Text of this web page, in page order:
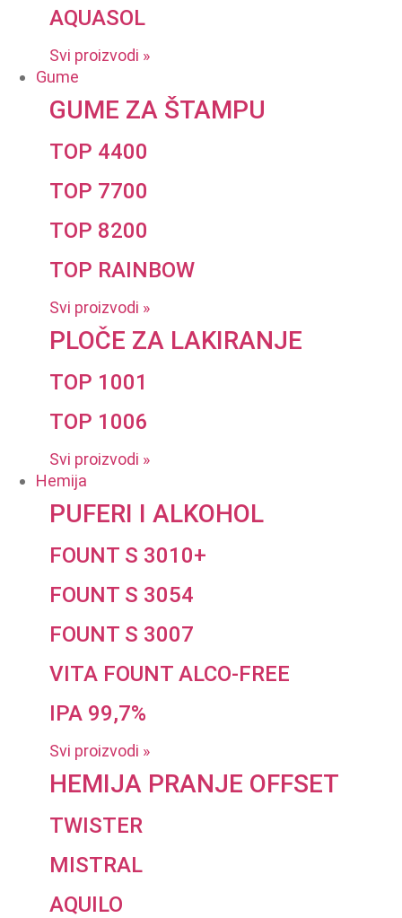
AQUASOL
Svi proizvodi »
Gume
GUME ZA ŠTAMPU
TOP 4400
TOP 7700
TOP 8200
TOP RAINBOW
Svi proizvodi »
PLOČE ZA LAKIRANJE
TOP 1001
TOP 1006
Svi proizvodi »
Hemija
PUFERI I ALKOHOL
FOUNT S 3010+
FOUNT S 3054
FOUNT S 3007
VITA FOUNT ALCO-FREE
IPA 99,7%
Svi proizvodi »
HEMIJA PRANJE OFFSET
TWISTER
MISTRAL
AQUILO